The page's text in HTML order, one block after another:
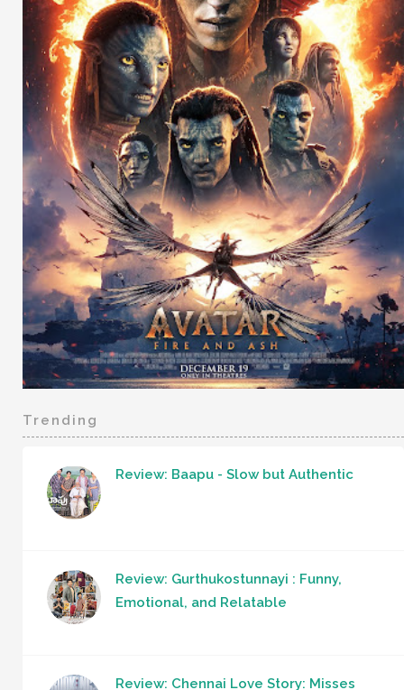
Trending
Review: Baapu - Slow but Authentic
Review: Gurthukostunnayi : Funny,
Emotional, and Relatable
Review: Chennai Love Story: Misses